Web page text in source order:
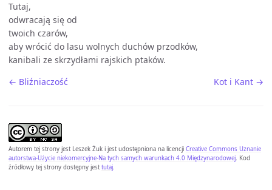
Tutaj,
odwracają się od
twoich czarów,
aby wrócić do lasu wolnych duchów przodków,
kanibali ze skrzydłami rajskich ptaków.
← Bliźniaczość
Kot i Kant →
Autorem tej strony jest Leszek Żuk i jest udostępniona na licencji Creative Commons Uznanie
autorstwa-Użycie niekomercyjne-Na tych samych warunkach 4.0 Międzynarodowej. Kod
źródłowy tej strony dostępny jesttutaj.